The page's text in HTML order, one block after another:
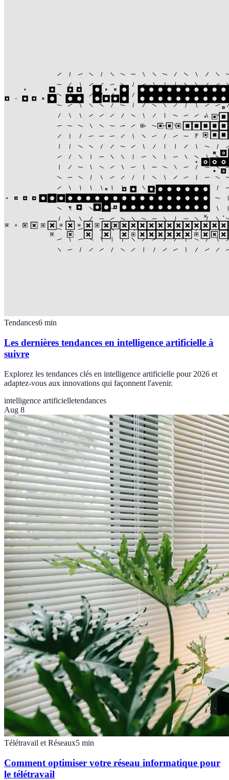
Tendances6 min
Les dernières tendances en intelligence artificielle à
suivre
Explorez les tendances clés en intelligence artificielle pour 2026 et
adaptez-vous aux innovations qui façonnent l'avenir.
intelligence artificielletendances
Aug 8
Télétravail et Réseaux5 min
Comment optimiser votre réseau informatique pour
le télétravail